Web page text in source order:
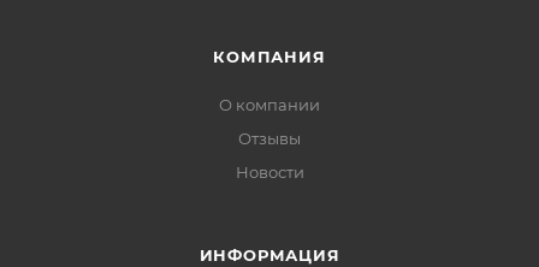
КОМПАНИЯ
О компании
Отзывы
Новости
ИНФОРМАЦИЯ